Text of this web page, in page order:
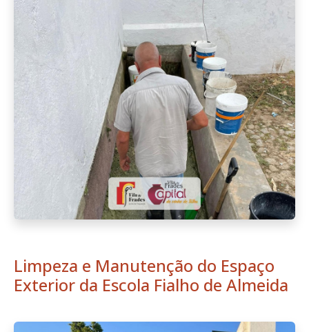
Limpeza e Manutenção do Espaço
Exterior da Escola Fialho de Almeida